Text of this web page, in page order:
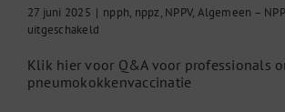
27 juni 2025 | npph, nppz, NPPV, Algemeen –
uitgeschakeld
voor
professionals
Klik hier voor Q&A voor professionals
pneumokokkenvaccinatie